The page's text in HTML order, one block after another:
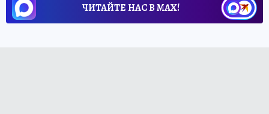
ЧИТАЙТЕ НАС В МАХ!